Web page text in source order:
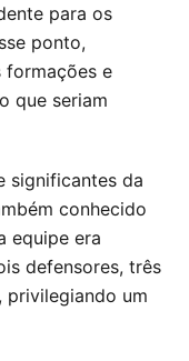
para os
ponto,
formações e
que seriam
significantes da
conhecido
equipe era
defensores, três
privilegiando um